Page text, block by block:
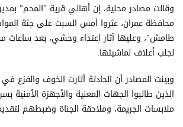
​وقالت مصادر محلية، إن أهالي قرية "المحم"
محافظة عمران، عثروا أمس السبت على جثة
طامش"، وعليها آثار اعتداء وحشي، بعد ساعات
لجلب أعلاف لماشيتها.
​وبينت المصادر أن الحادثة أثارت الخوف والفزع
الذين طالبوا الجهات المعنية والأجهزة الأمنية
ملابسات الجريمة، وملاحقة الجناة وضبطهم